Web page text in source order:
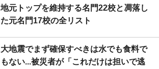
地元トップを維持する名門22校と凋落し
た元名門17校の全リスト
大地震でまず確保すべきは水でも食料で
もない...被災者が「これだけは担いで逃